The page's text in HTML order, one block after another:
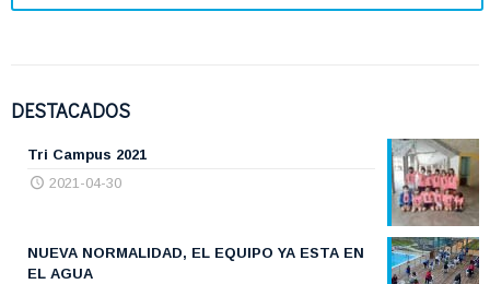
DESTACADOS
Tri Campus 2021
2021-04-30
NUEVA NORMALIDAD, EL EQUIPO YA ESTA EN
EL AGUA